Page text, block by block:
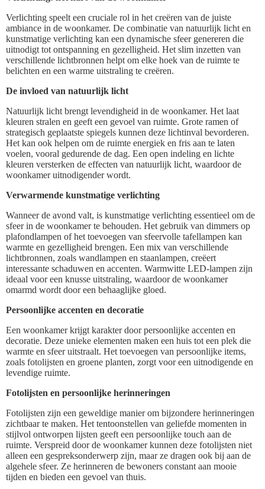
Verlichting speelt een cruciale rol in het creëren van de juiste
ambiance in de woonkamer. De combinatie van natuurlijk licht en
kunstmatige verlichting kan een dynamische sfeer genereren die
uitnodigt tot ontspanning en gezelligheid. Het slim inzetten van
verschillende lichtbronnen helpt om elke hoek van de ruimte te
belichten en een warme uitstraling te creëren.
De invloed van natuurlijk licht
Natuurlijk licht brengt levendigheid in de woonkamer. Het laat
kleuren stralen en geeft een gevoel van ruimte. Grote ramen of
strategisch geplaatste spiegels kunnen deze lichtinval bevorderen.
Het kan ook helpen om de ruimte energiek en fris aan te laten
voelen, vooral gedurende de dag. Een open indeling en lichte
kleuren versterken de effecten van natuurlijk licht, waardoor de
woonkamer uitnodigender wordt.
Verwarmende kunstmatige verlichting
Wanneer de avond valt, is kunstmatige verlichting essentieel om de
sfeer in de woonkamer te behouden. Het gebruik van dimmers op
plafondlampen of het toevoegen van sfeervolle tafellampen kan
warmte en gezelligheid brengen. Een mix van verschillende
lichtbronnen, zoals wandlampen en staanlampen, creëert
interessante schaduwen en accenten. Warmwitte LED-lampen zijn
ideaal voor een knusse uitstraling, waardoor de woonkamer
omarmd wordt door een behaaglijke gloed.
Persoonlijke accenten en decoratie
Een woonkamer krijgt karakter door persoonlijke accenten en
decoratie. Deze unieke elementen maken een huis tot een plek die
warmte en sfeer uitstraalt. Het toevoegen van persoonlijke items,
zoals fotolijsten en groene planten, zorgt voor een uitnodigende en
levendige ruimte.
Fotolijsten en persoonlijke herinneringen
Fotolijsten zijn een geweldige manier om bijzondere herinneringen
zichtbaar te maken. Het tentoonstellen van geliefde momenten in
stijlvol ontworpen lijsten geeft een persoonlijke touch aan de
ruimte. Verspreid door de woonkamer kunnen deze fotolijsten niet
alleen een gespreksonderwerp zijn, maar ze dragen ook bij aan de
algehele sfeer. Ze herinneren de bewoners constant aan mooie
tijden en bieden een gevoel van thuis.